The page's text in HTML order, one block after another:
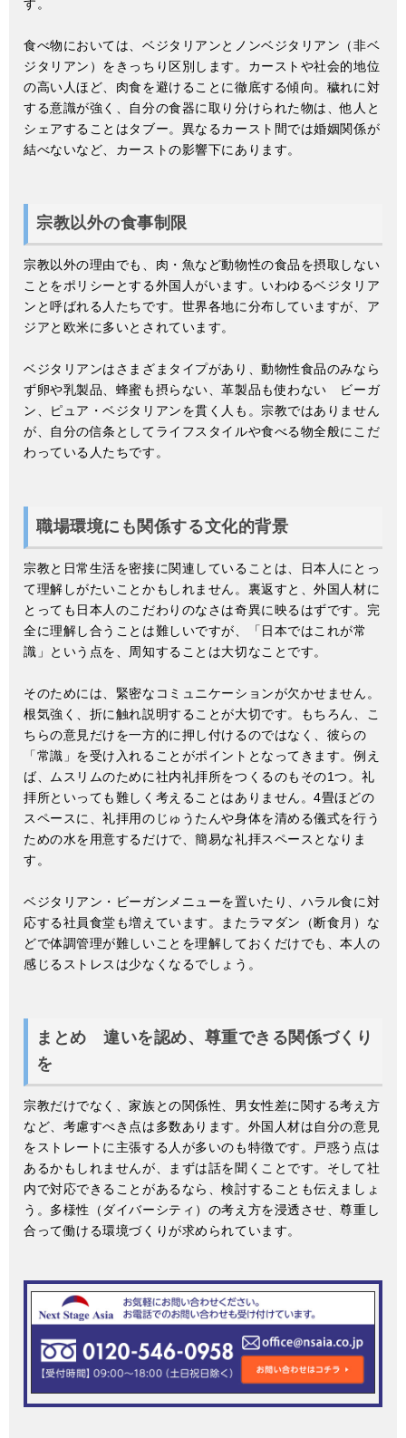
す。
食べ物においては、ベジタリアンとノンベジタリアン（非ベ
ジタリアン）をきっちり区別します。カーストや社会的地位
の高い人ほど、肉食を避けることに徹底する傾向。穢れに対
する意識が強く、自分の食器に取り分けられた物は、他人と
シェアすることはタブー。異なるカースト間では婚姻関係が
結べないなど、カーストの影響下にあります。
宗教以外の食事制限
宗教以外の理由でも、肉・魚など動物性の食品を摂取しない
ことをポリシーとする外国人がいます。いわゆるベジタリア
ンと呼ばれる人たちです。世界各地に分布していますが、ア
ジアと欧米に多いとされています。
ベジタリアンはさまざまタイプがあり、動物性食品のみなら
ず卵や乳製品、蜂蜜も摂らない、革製品も使わない ビーガ
ン、ピュア・ベジタリアンを貫く人も。宗教ではありません
が、自分の信条としてライフスタイルや食べる物全般にこだ
わっている人たちです。
職場環境にも関係する文化的背景
宗教と日常生活を密接に関連していることは、日本人にとっ
て理解しがたいことかもしれません。裏返すと、外国人材に
とっても日本人のこだわりのなさは奇異に映るはずです。完
全に理解し合うことは難しいですが、「日本ではこれが常
識」という点を、周知することは大切なことです。
そのためには、緊密なコミュニケーションが欠かせません。
根気強く、折に触れ説明することが大切です。もちろん、こ
ちらの意見だけを一方的に押し付けるのではなく、彼らの
「常識」を受け入れることがポイントとなってきます。例え
ば、ムスリムのために社内礼拝所をつくるのもその1つ。礼
拝所といっても難しく考えることはありません。4畳ほどの
スペースに、礼拝用のじゅうたんや身体を清める儀式を行う
ための水を用意するだけで、簡易な礼拝スペースとなりま
す。
ベジタリアン・ビーガンメニューを置いたり、ハラル食に対
応する社員食堂も増えています。またラマダン（断食月）な
どで体調管理が難しいことを理解しておくだけでも、本人の
感じるストレスは少なくなるでしょう。
まとめ 違いを認め、尊重できる関係づくり
を
宗教だけでなく、家族との関係性、男女性差に関する考え方
など、考慮すべき点は多数あります。外国人材は自分の意見
をストレートに主張する人が多いのも特徴です。戸惑う点は
あるかもしれませんが、まずは話を聞くことです。そして社
内で対応できることがあるなら、検討することも伝えましょ
う。多様性（ダイバーシティ）の考え方を浸透させ、尊重し
合って働ける環境づくりが求められています。